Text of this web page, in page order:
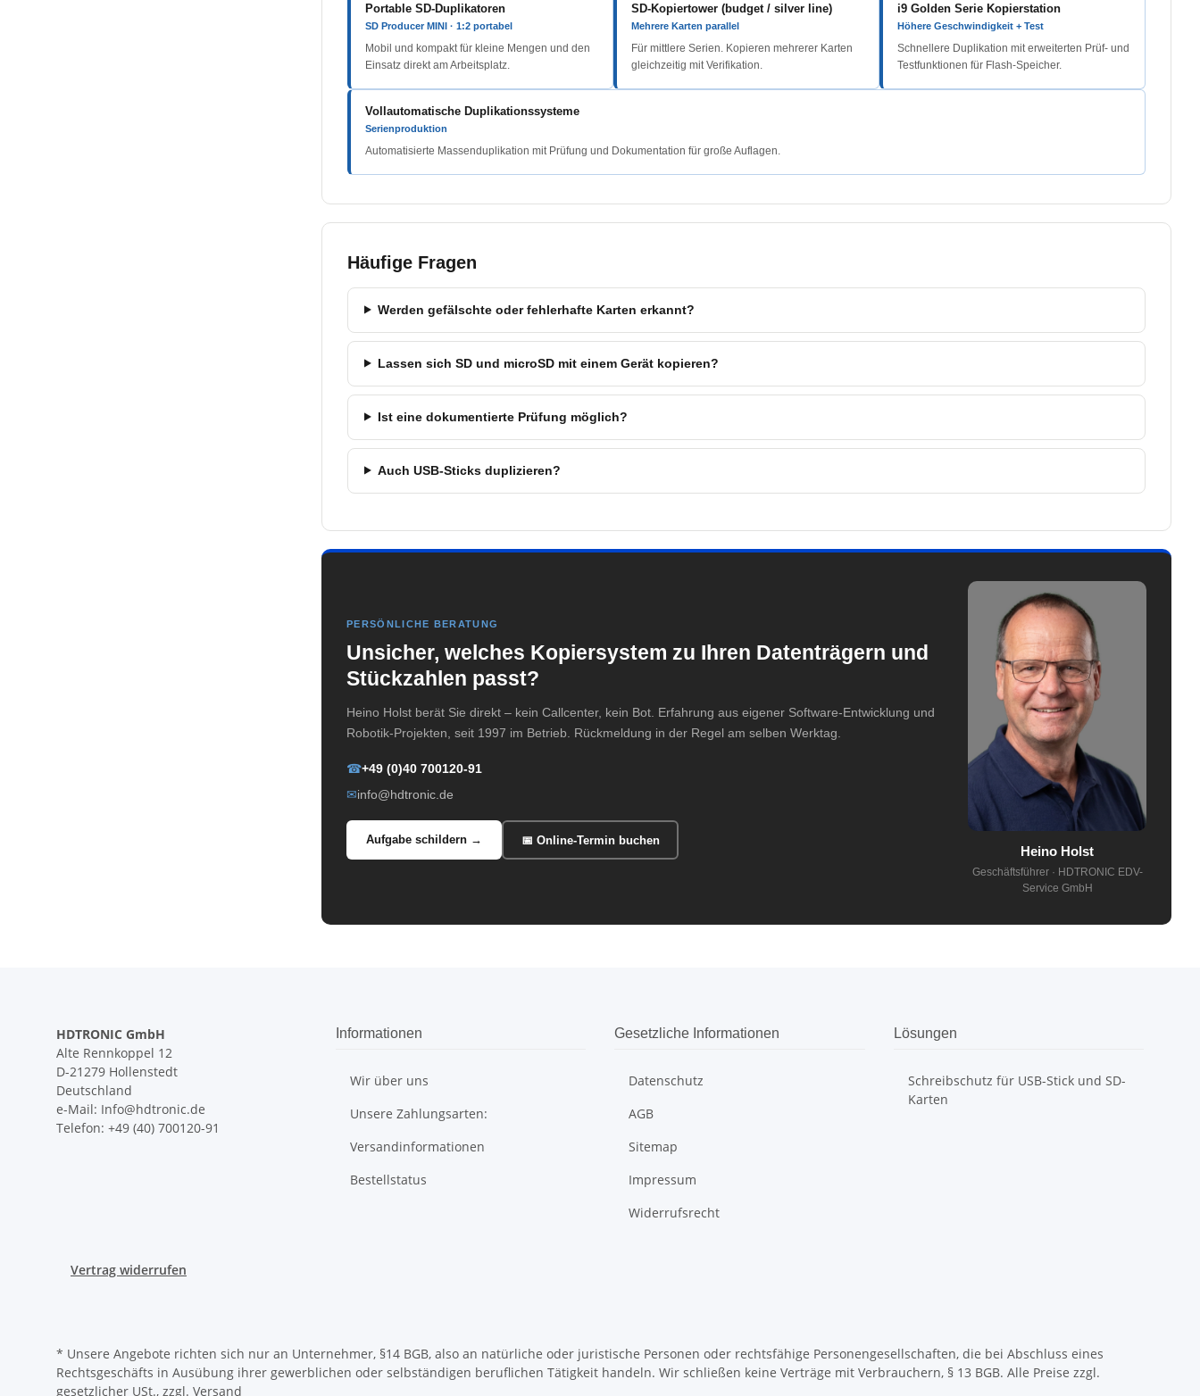
Portable SD-Duplikatoren
SD Producer MINI · 1:2 portabel
Mobil und kompakt für kleine Mengen und den
Einsatz direkt am Arbeitsplatz.
SD-Kopiertower (budget / silver line)
Mehrere Karten parallel
Für mittlere Serien. Kopieren mehrerer Karten
gleichzeitig mit Verifikation.
i9 Golden Serie Kopierstation
Höhere Geschwindigkeit + Test
Schnellere Duplikation mit erweiterten Prüf- und
Testfunktionen für Flash-Speicher.
Vollautomatische Duplikationssysteme
Serienproduktion
Automatisierte Massenduplikation mit Prüfung und Dokumentation für große Auflagen.
Häufige Fragen
Werden gefälschte oder fehlerhafte Karten erkannt?
Lassen sich SD und microSD mit einem Gerät kopieren?
Ist eine dokumentierte Prüfung möglich?
Auch USB-Sticks duplizieren?
PERSÖNLICHE BERATUNG
Unsicher, welches Kopiersystem zu Ihren Datenträgern und
Stückzahlen passt?
Heino Holst berät Sie direkt – kein Callcenter, kein Bot. Erfahrung aus eigener Software-Entwicklung und
Robotik-Projekten, seit 1997 im Betrieb. Rückmeldung in der Regel am selben Werktag.
☎+49 (0)40 700120-91
✉info@hdtronic.de
Aufgabe schildern → 📅 Online-Termin buchen
Heino Holst
Geschäftsführer · HDTRONIC EDV-
Service GmbH
HDTRONIC GmbH
Alte Rennkoppel 12
D-21279 Hollenstedt
Deutschland
e-Mail: Info@hdtronic.de
Telefon: +49 (40) 700120-91
Informationen
Wir über uns
Unsere Zahlungsarten:
Versandinformationen
Bestellstatus
Gesetzliche Informationen
Datenschutz
AGB
Sitemap
Impressum
Widerrufsrecht
Lösungen
Schreibschutz für USB-Stick und SD-
Karten
Vertrag widerrufen
* Unsere Angebote richten sich nur an Unternehmer, §14 BGB, also an natürliche oder juristische Personen oder rechtsfähige Personengesellschaften, die bei Abschluss eines
Rechtsgeschäfts in Ausübung ihrer gewerblichen oder selbständigen beruflichen Tätigkeit handeln. Wir schließen keine Verträge mit Verbrauchern, § 13 BGB. Alle Preise zzgl.
gesetzlicher USt., zzgl. Versand